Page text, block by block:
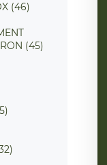
(46)
(45)